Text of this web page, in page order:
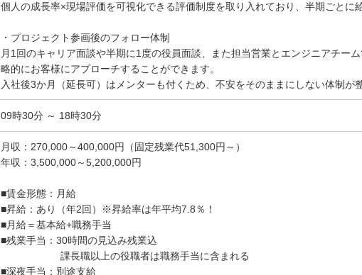
個人の成長率×現場評価を可視化できる評価制度を取り入れており、半期ごとに
・プロジェクト参画後のフォロー体制
月1回のキャリア面談や半期に1度の役員面談、また担当営業とエンジニアチー
略的にお客様にアプローチすることができます。
入社後3か月（延長可）はメンターも付くため、不安をそのままにしない体制が
09時30分 ～ 18時30分
月収：270,000～400,000円（固定残業代51,300円～）
年収：3,500,000～5,200,000円
■賃金形態：月給
■昇給：あり（年2回）※昇給率は年平均7.8％！
■月給＝基本給+職務手当
■残業手当：30時間の見込み残業込
課長職以上の役職者は職務手当に含まれる
■深夜手当：別途支給